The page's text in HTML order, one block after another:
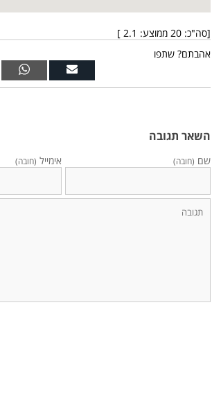
[סה"כ: 20 ממוצע: 2.1
]
אהבתם? שתפו
השאר תגובה
שם (חובה) אימייל (חובה)